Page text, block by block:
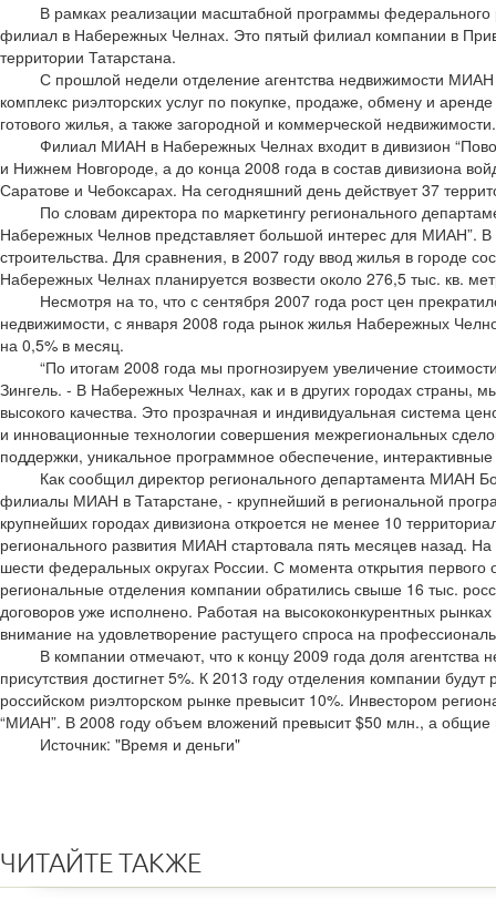
В рамках реализации масштабной программы
филиал в Набережных Челнах. Это пятый филиал компании в
территории Татарстана.
С прошлой недели отделение агентства недвижимости
комплекс риэлторских услуг по покупке, продаже, обмену и
готового жилья, а также загородной и коммерческой недвижимости.
Филиал МИАН в Набережных Челнах входит в дивизион
и Нижнем Новгороде, а до конца 2008 года в состав дивизиона
Саратове и Чебоксарах. На сегодняшний день действует 37
По словам директора по маркетингу регионального
Набережных Челнов представляет большой интерес для МИАН”.
строительства. Для сравнения, в 2007 году ввод жилья в городе
Набережных Челнах планируется возвести около 276,5 тыс. кв.
Несмотря на то, что с сентября 2007 года рост цен
недвижимости, с января 2008 года рынок жилья Набережных
на 0,5% в месяц.
“По итогам 2008 года мы прогнозируем увеличение
Зингель. - В Набережных Челнах, как и в других городах страны,
высокого качества. Это прозрачная и индивидуальная система
и инновационные технологии совершения межрегиональных
поддержки, уникальное программное обеспечение,
Как сообщил директор регионального департамента МИАН
филиалы МИАН в Татарстане, - крупнейший в региональной
крупнейших городах дивизиона откроется не менее 10
регионального развития МИАН стартовала пять месяцев назад.
шести федеральных округах России. С момента открытия
региональные отделения компании обратились свыше 16 тыс.
договоров уже исполнено. Работая на высококонкурентных
внимание на удовлетворение растущего спроса на
В компании отмечают, что к концу 2009 года доля
присутствия достигнет 5%. К 2013 году отделения компании
российском риэлторском рынке превысит 10%. Инвестором
“МИАН”. В 2008 году объем вложений превысит $50 млн., а
Источник: "Время и деньги"
ЧИТАЙТЕ ТАКЖЕ